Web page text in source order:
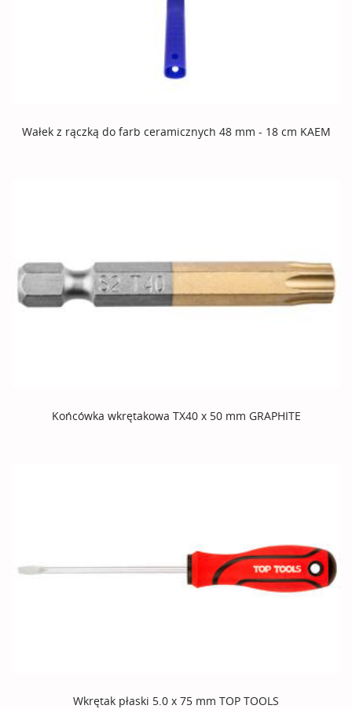
Wałek z rączką do farb ceramicznych 48 mm - 18 cm KAEM
Końcówka wkrętakowa TX40 x 50 mm GRAPHITE
Wkrętak płaski 5.0 x 75 mm TOP TOOLS